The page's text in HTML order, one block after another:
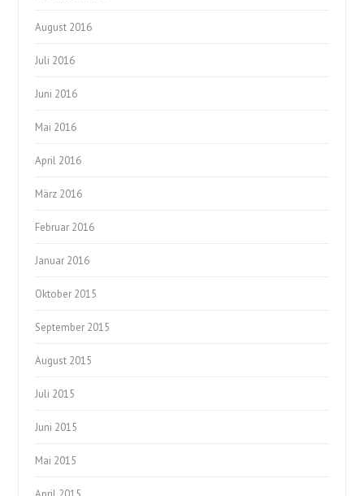
August 2016
Juli 2016
Juni 2016
Mai 2016
April 2016
März 2016
Februar 2016
Januar 2016
Oktober 2015
September 2015
August 2015
Juli 2015
Juni 2015
Mai 2015